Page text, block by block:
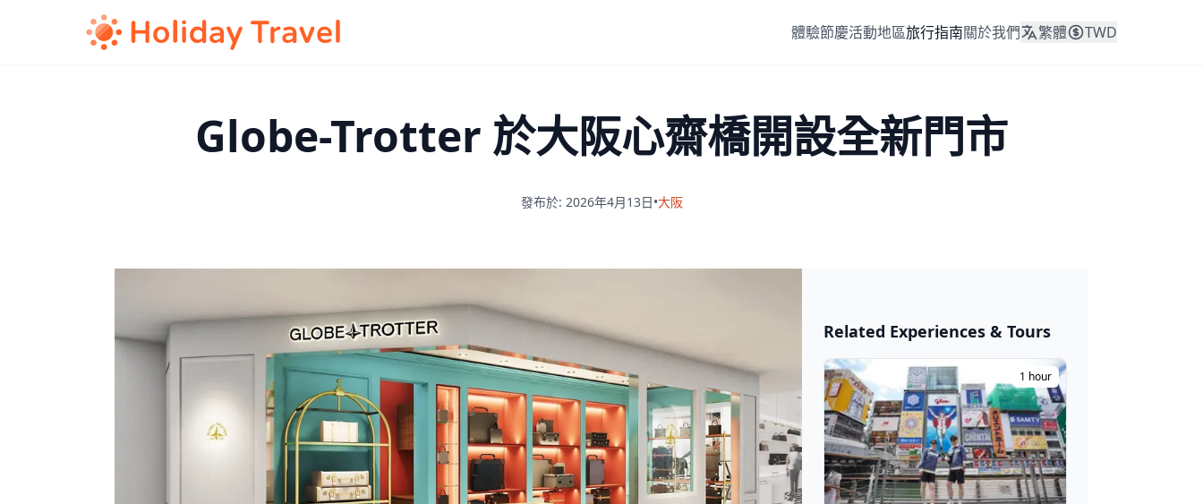
體驗節慶活動地區旅行指南關於我們 繁體 TWD
Globe-Trotter 於大阪心齋橋開設全新門市
發布於: 2026年4月13日•大阪
🎆 祭典與節日
取得門票
Related Experiences & Tours
1 hour